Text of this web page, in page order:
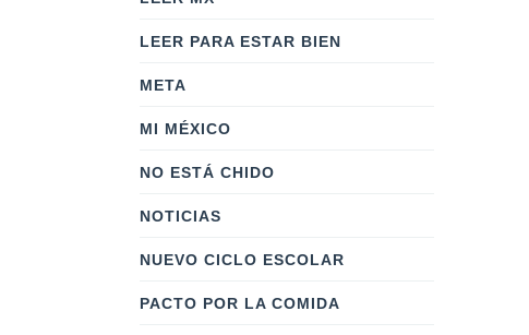
LEER PARA ESTAR BIEN
META
MI MÉXICO
NO ESTÁ CHIDO
NOTICIAS
NUEVO CICLO ESCOLAR
PACTO POR LA COMIDA